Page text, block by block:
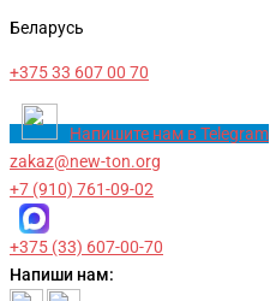
Беларусь
+375 33 607 00 70
Напишите нам в Telegram
zakaz@new-ton.org
+7 (910) 761-09-02
+375 (33) 607-00-70
Напиши нам: